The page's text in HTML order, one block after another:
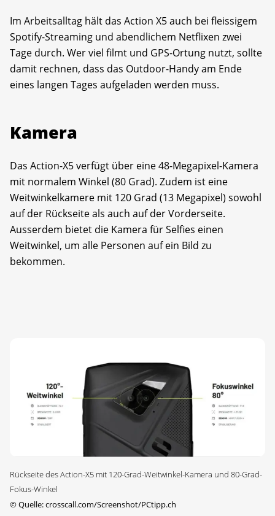
Im Arbeitsalltag hält das Action X5 auch bei fleissigem
Spotify-Streaming und abendlichem Netflixen zwei
Tage durch. Wer viel filmt und GPS-Ortung nutzt, sollte
damit rechnen, dass das Outdoor-Handy am Ende
eines langen Tages aufgeladen werden muss.
Kamera
Das Action-X5 verfügt über eine 48-Megapixel-Kamera
mit normalem Winkel (80 Grad). Zudem ist eine
Weitwinkelkamere mit 120 Grad (13 Megapixel) sowohl
auf der Rückseite als auch auf der Vorderseite.
Ausserdem bietet die Kamera für Selfies einen
Weitwinkel, um alle Personen auf ein Bild zu
bekommen.
Rückseite des Action-X5 mit 120-Grad-Weitwinkel-Kamera und 80-Grad-
Fokus-Winkel
©Quelle: crosscall.com/Screenshot/PCtipp.ch